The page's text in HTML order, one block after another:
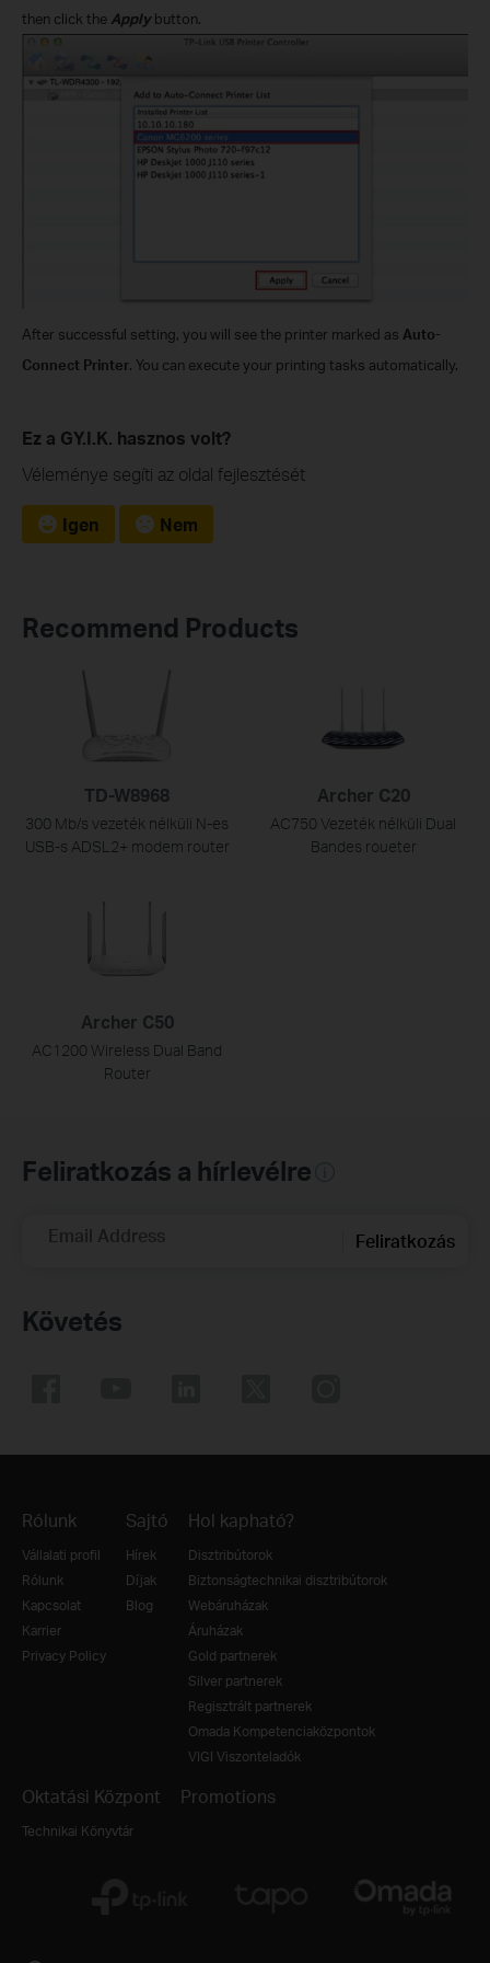
then click the Applybutton.
After successful setting, you will see the printer marked as Auto-
Connect Printer. You can execute your printing tasks automatically.
Ez a GY.I.K. hasznos volt?
Véleménye segíti az oldal fejlesztését
Igen Nem
Recommend Products
TD-W8968
300 Mb/s vezeték nélküli N-es
USB-s ADSL2+ modem router
Archer C20
AC750 Vezeték nélküli Dual
Bandes roueter
Archer C50
AC1200 Wireless Dual Band
Router
Feliratkozás a hírlevélre
Email Address Feliratkozás
Követés
Rólunk
Vállalati profil
Rólunk
Kapcsolat
Karrier
Privacy Policy
Sajtó
Hírek
Díjak
Blog
Hol kapható?
Disztribútorok
Biztonságtechnikai disztribútorok
Webáruházak
Áruházak
Gold partnerek
Silver partnerek
Regisztrált partnerek
Omada Kompetenciaközpontok
VIGI Viszonteladók
Oktatási Központ
Technikai Könyvtár
Promotions